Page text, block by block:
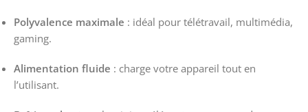
Polyvalence maximale : idéal pour télétravail, multimédia,
gaming.
Alimentation fluide : charge votre appareil tout en
l’utilisant.